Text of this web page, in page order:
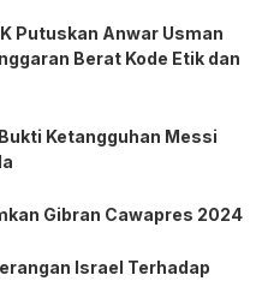
Putuskan Anwar Usman
Berat Kode Etik dan
Ketangguhan Messi
Gibran Cawapres 2024
Israel Terhadap